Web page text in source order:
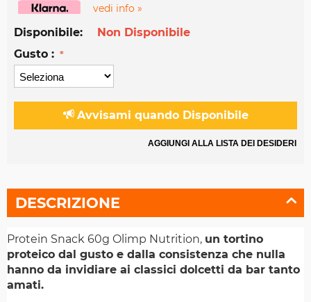
vedi info »
Disponibile:
Non Disponibile
Gusto :
Avvisami quando Disponibile
AGGIUNGI ALLA LISTA DEI DESIDERI
DESCRIZIONE
Protein Snack 60g Olimp Nutrition, un tortino
proteico dal gusto e dalla consistenza che nulla
hanno da invidiare ai classici dolcetti da bar tanto
amati.